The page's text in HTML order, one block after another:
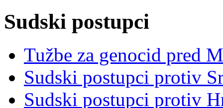
Sudski postupci
Tužbe za genocid pred
Sudski postupci protiv
Sudski postupci protiv